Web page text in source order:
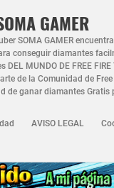
GAMER
SOMA GAMER
conseguir diamantes
DEL MUNDO DE FREE
de la Comunidad de
de ganar diamantes Gratis
AVISO LEGAL